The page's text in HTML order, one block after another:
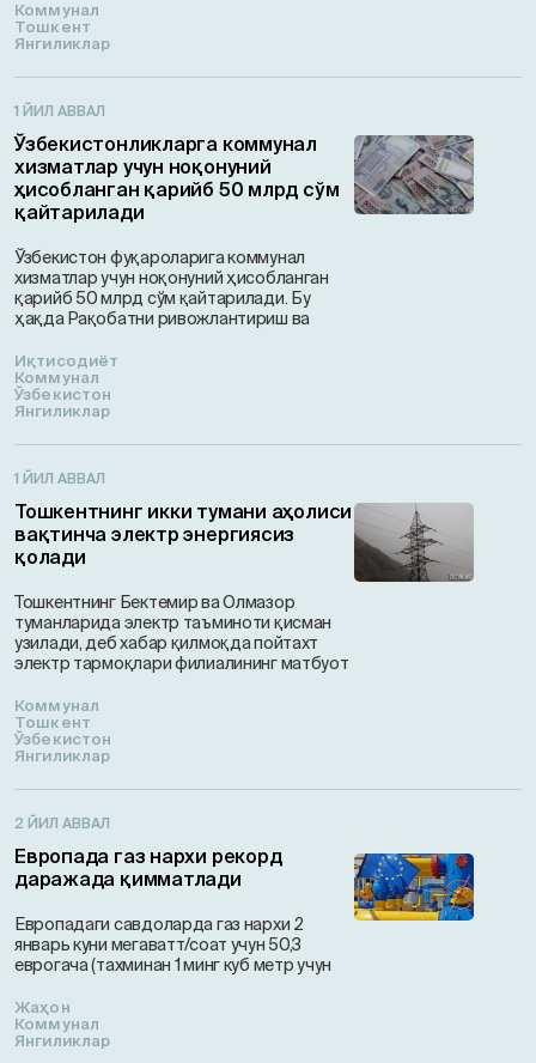
Коммунал
Тошкент
Янгиликлар
1 ЙИЛ АВВАЛ
Ўзбекистонликларга коммунал
хизматлар учун ноқонуний
ҳисобланган қарийб 50 млрд сўм
қайтарилади
Ўзбекистон фуқароларига коммунал
хизматлар учун ноқонуний ҳисобланган
қарийб 50 млрд сўм қайтарилади. Бу
ҳақда Рақобатни ривожлантириш ва
Иқтисодиёт
Коммунал
Ўзбекистон
Янгиликлар
1 ЙИЛ АВВАЛ
Тошкентнинг икки тумани аҳолиси
вақтинча электр энергиясиз
қолади
Тошкентнинг Бектемир ва Олмазор
туманларида электр таъминоти қисман
узилади, деб хабар қилмоқда пойтахт
электр тармоқлари филиалининг матбуот
Коммунал
Тошкент
Ўзбекистон
Янгиликлар
2 ЙИЛ АВВАЛ
Европада газ нархи рекорд
даражада қимматлади
Европадаги савдоларда газ нархи 2
январь куни мегаватт/соат учун 50,3
еврогача (тахминан 1 минг куб метр учун
Жаҳон
Коммунал
Янгиликлар